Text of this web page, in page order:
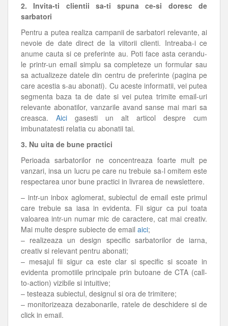
2. Invita-ti clientii sa-ti spuna ce-si doresc de
sarbatori
Pentru a putea realiza campanii de sarbatori relevante, ai
nevoie de date direct de la viitorii clienti. Intreaba-i ce
anume cauta si ce preferinte au. Poti face asta cerandu-
le printr-un email simplu sa completeze un formular sau
sa actualizeze datele din centru de preferinte (pagina pe
care acestia s-au abonati). Cu aceste informatii, vei putea
segmenta baza ta de date si vei putea trimite email-uri
relevante abonatilor, vanzarile avand sanse mai mari sa
creasca. Aici gasesti un alt articol despre cum
imbunatatesti relatia cu abonatii tai.
3. Nu uita de bune practici
Perioada sarbatorilor ne concentreaza foarte mult pe
vanzari, insa un lucru pe care nu trebuie sa-l omitem este
respectarea unor bune practici in livrarea de newslettere.
– intr-un inbox aglomerat, subiectul de email este primul
care trebuie sa iasa in evidenta. Fii sigur ca pui toata
valoarea intr-un numar mic de caractere, cat mai creativ.
Mai multe despre subiecte de email aici;
– realizeaza un design specific sarbatorilor de iarna,
creativ si relevant pentru abonati;
– mesajul fii sigur ca este clar si specific si scoate in
evidenta promotiile principale prin butoane de CTA (call-
to-action) vizibile si intuitive;
– testeaza subiectul, designul si ora de trimitere;
– monitorizeaza dezabonarile, ratele de deschidere si de
click in email.